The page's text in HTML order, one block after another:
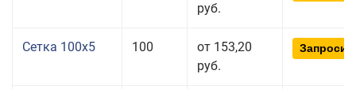
руб.
Сетка 100x5 100
от 153,20
руб.